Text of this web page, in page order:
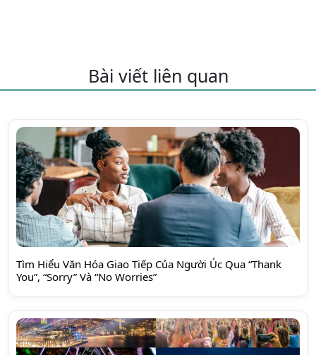
Bài viết liên quan
Tìm Hiểu Văn Hóa Giao Tiếp Của Người Úc Qua “Thank
You”, “Sorry” Và “No Worries”